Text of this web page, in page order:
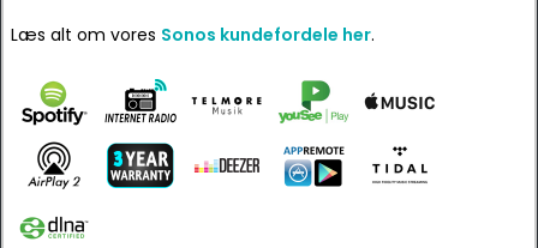
Læs alt om vores Sonos kundefordele her.